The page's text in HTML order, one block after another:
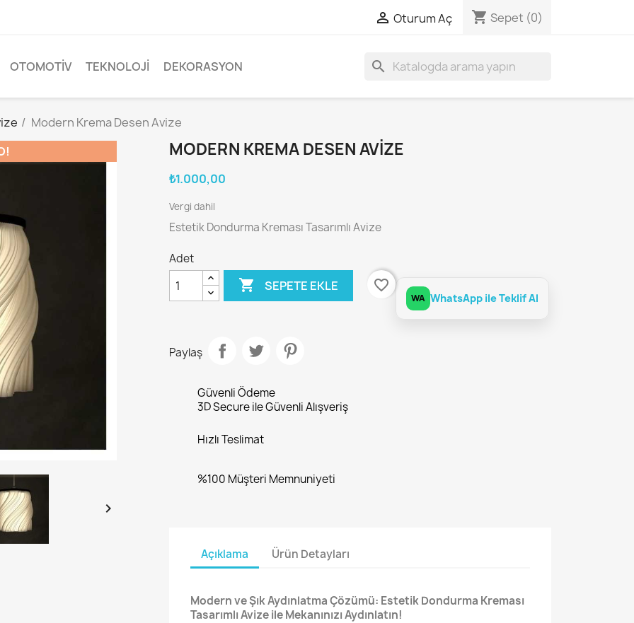
 Oturum Aç shopping_cart Sepet (0)
OTOMOTIV TEKNOLOJI DEKORASYON search
Modern Krema Desen Avize

MODERN KREMA DESEN AVIZE
₺1.000,00
Vergi dahil
Estetik Dondurma Kreması Tasarımlı Avize
Adet
 SEPETE EKLE favorite_border
WA WhatsApp ile Teklif Al
Paylaş
Güvenli Ödeme
3D Secure ile Güvenli Alışveriş
Hızlı Teslimat
%100 Müşteri Memnuniyeti
Açıklama Ürün Detayları
Modern ve Şık Aydınlatma Çözümü: Estetik Dondurma Kreması
Tasarımlı Avize ile Mekanınızı Aydınlatın!